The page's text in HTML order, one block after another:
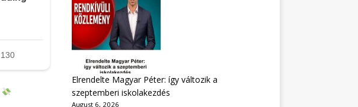
Elrendelte Magyar Péter: így változik a
szeptemberi iskolakezdés
August 6, 2026